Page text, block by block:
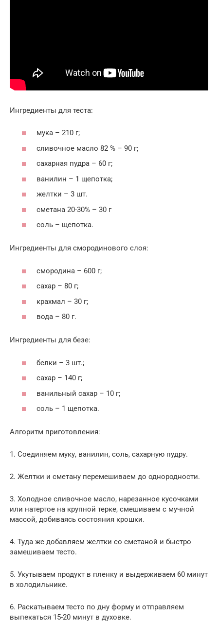
Ингредиенты для теста:
мука – 210 г;
сливочное масло 82 % – 90 г;
сахарная пудра – 60 г;
ванилин – 1 щепотка;
желтки – 3 шт.
сметана 20-30% – 30 г
соль – щепотка.
Ингредиенты для смородинового слоя:
смородина – 600 г;
сахар – 80 г;
крахмал – 30 г;
вода – 80 г.
Ингредиенты для безе:
белки – 3 шт.;
сахар – 140 г;
ванильный сахар – 10 г;
соль – 1 щепотка.
Алгоритм приготовления:
1. Соединяем муку, ванилин, соль, сахарную пудру.
2. Желтки и сметану перемешиваем до однородности.
3. Холодное сливочное масло, нарезанное кусочками
или натертое на крупной терке, смешиваем с мучной
массой, добиваясь состояния крошки.
4. Туда же добавляем желтки со сметаной и быстро
замешиваем тесто.
5. Укутываем продукт в пленку и выдерживаем 60 минут
в холодильнике.
6. Раскатываем тесто по дну форму и отправляем
выпекаться 15-20 минут в духовке.